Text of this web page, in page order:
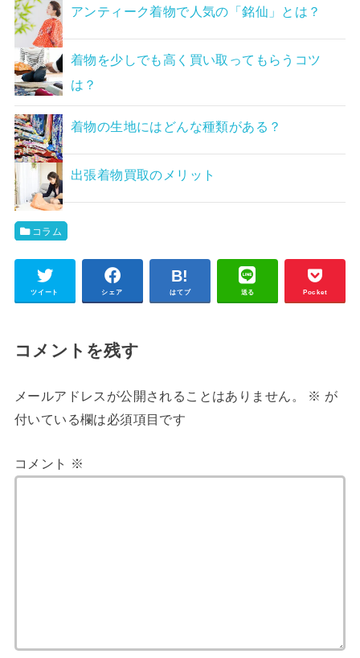
アンティーク着物で人気の「銘仙」とは？
着物を少しでも高く買い取ってもらうコツ
は？
着物の生地にはどんな種類がある？
出張着物買取のメリット
コラム
ツイート シェア はてブ 送る Pocket
コメントを残す
メールアドレスが公開されることはありません。 ※ が
付いている欄は必須項目です
コメント ※